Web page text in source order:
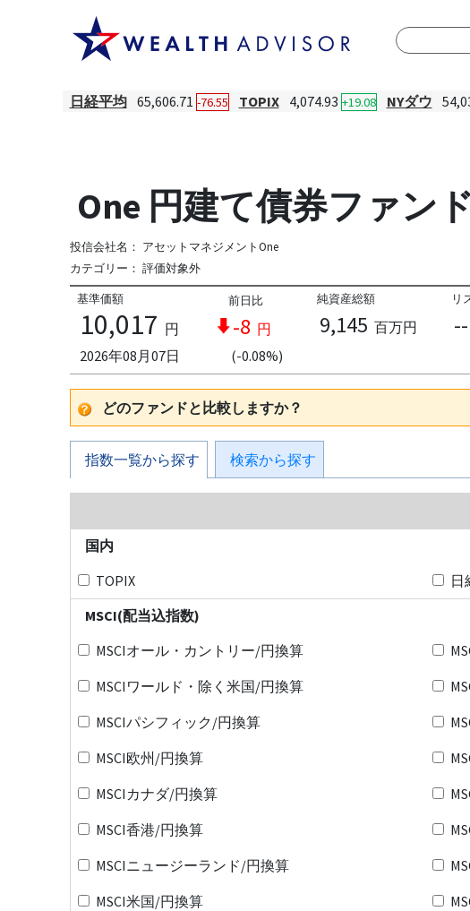
日経平均 65,606.71 -76.55 TOPIX 4,074.93 +19.08 NYダウ
One 円建て債券ファン
投信会社名： アセットマネジメントOne
カテゴリー： 評価対象外
基準価額
10,017 円
2026年08月07日
前日比
-8 円
(-0.08%)
純資産総額
9,145 百万円
リ
--
どのファンドと比較しますか？
指数一覧から探す 検索から探す
国内
TOPIX
日
MSCI(配当込指数)
MSCIオール・カントリー/円換算
MSCIワールド・除く米国/円換算
MSCIパシフィック/円換算
MSCI欧州/円換算
MSCIカナダ/円換算
MSCI香港/円換算
MSCIニュージーランド/円換算
MSCI米国/円換算